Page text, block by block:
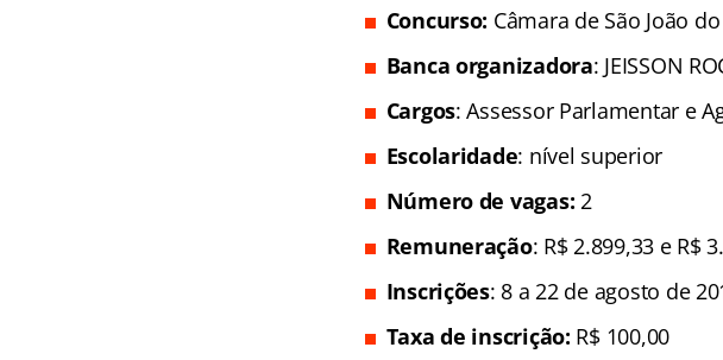
Concurso: Câmara de São João do
Banca organizadora: JEISSON
Cargos:Assessor Parlamentar e
Escolaridade: nível superior
Número de vagas:2
Remuneração: R$ 2.899,33 e R$
Inscrições: 8 a 22 de agosto de
Taxa de inscrição: R$ 100,00